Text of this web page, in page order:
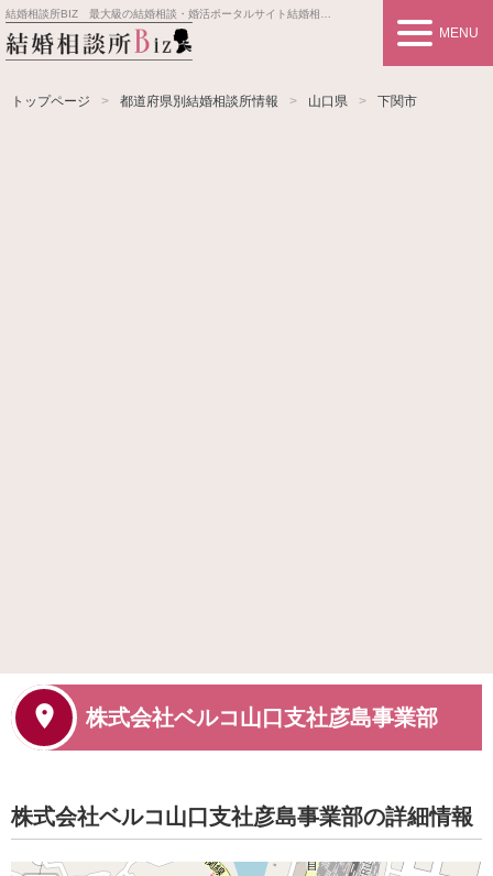
結婚相談所BIZ 最大級の結婚相談・婚活ポータルサイト結婚相談所事業者情報や婚活お見合いの悩み、対策を紹介します。
MENU
トップページ 都道府県別結婚相談所情報 山口県 下関市
株式会社ベルコ山口支社彦島事業部
株式会社ベルコ山口支社彦島事業部の詳細情報